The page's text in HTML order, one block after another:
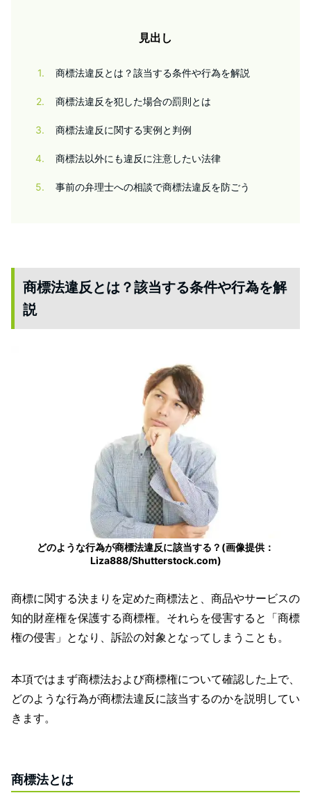
見出し
1 商標法違反とは？該当する条件や行為を解説
2 商標法違反を犯した場合の罰則とは
3 商標法違反に関する実例と判例
4 商標法以外にも違反に注意したい法律
5 事前の弁理士への相談で商標法違反を防ごう
商標法違反とは？該当する条件や行為を解
説
どのような行為が商標法違反に該当する？(画像提供：
Liza888/Shutterstock.com)
商標に関する決まりを定めた商標法と、商品やサービスの
知的財産権を保護する商標権。それらを侵害すると「商標
権の侵害」となり、訴訟の対象となってしまうことも。
本項ではまず商標法および商標権について確認した上で、
どのような行為が商標法違反に該当するのかを説明してい
きます。
商標法とは